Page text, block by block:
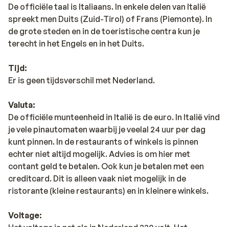
De officiële taal is Italiaans. In enkele delen van Italië
spreekt men Duits (Zuid-Tirol) of Frans (Piemonte). In
de grote steden en in de toeristische centra kun je
terecht in het Engels en in het Duits.
Tijd:
Er is geen tijdsverschil met Nederland.
Valuta:
De officiële munteenheid in Italië is de euro. In Italië vind
je vele pinautomaten waarbij je veelal 24 uur per dag
kunt pinnen. In de restaurants of winkels is pinnen
echter niet altijd mogelijk. Advies is om hier met
contant geld te betalen. Ook kun je betalen met een
creditcard. Dit is alleen vaak niet mogelijk in de
ristorante (kleine restaurants) en in kleinere winkels.
Voltage: